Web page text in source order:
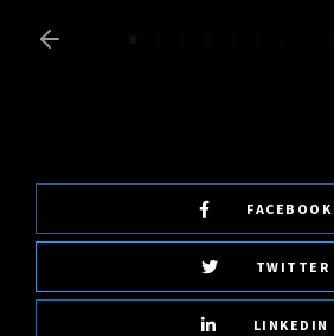
FACEBOOK
TWITTER
LINKEDIN